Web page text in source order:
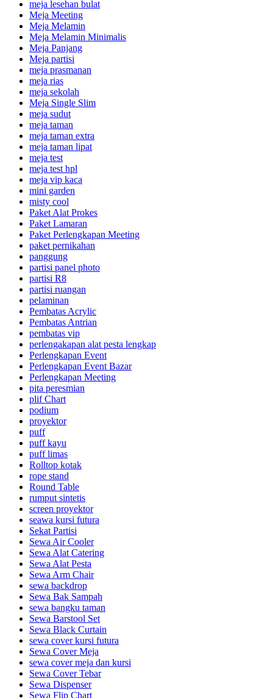
meja lesehan bulat
Meja Meeting
Meja Melamin
Meja Melamin Minimalis
Meja Panjang
Meja partisi
meja prasmanan
meja rias
meja sekolah
Meja Single Slim
meja sudut
meja taman
meja taman extra
meja taman lipat
meja test
meja test hpl
meja vip kaca
mini garden
misty cool
Paket Alat Prokes
Paket Lamaran
Paket Perlengkapan Meeting
paket pernikahan
panggung
partisi panel photo
partisi R8
partisi ruangan
pelaminan
Pembatas Acrylic
Pembatas Antrian
pembatas vip
perlengakapan alat pesta lengkap
Perlengkapan Event
Perlengkapan Event Bazar
Perlengkapan Meeting
pita peresmian
plif Chart
podium
proyektor
puff
puff kayu
puff limas
Rolltop kotak
rope stand
Round Table
rumput sintetis
screen proyektor
seawa kursi futura
Sekat Partisi
Sewa Air Cooler
Sewa Alat Catering
Sewa Alat Pesta
Sewa Arm Chair
sewa backdrop
Sewa Bak Sampah
sewa bangku taman
Sewa Barstool Set
Sewa Black Curtain
sewa cover kursi futura
Sewa Cover Meja
sewa cover meja dan kursi
Sewa Cover Tebar
Sewa Dispenser
Sewa Flip Chart